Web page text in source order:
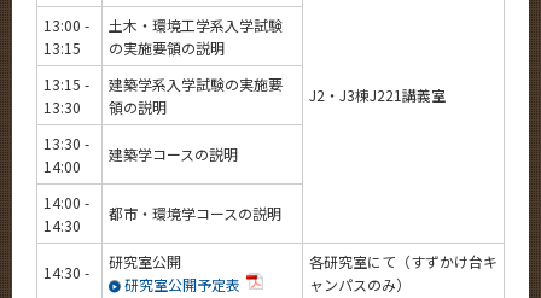
J2・J3棟J221講義室
13:00 -
13:15
土木・環境工学系入学試験
の実施要領の説明
13:15 -
13:30
建築学系入学試験の実施要
領の説明
13:30 -
14:00
建築学コースの説明
14:00 -
14:30
都市・環境学コースの説明
14:30 -
研究室公開
研究室公開予定表
各研究室にて（すずかけ台キ
ャンパスのみ）